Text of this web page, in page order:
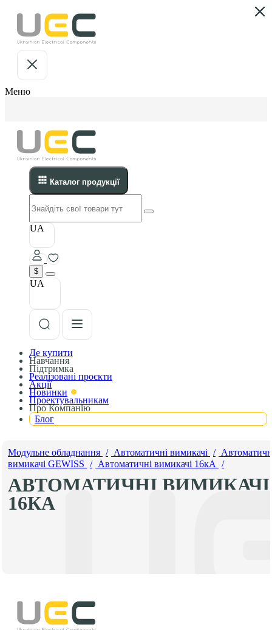
Меню
Каталог продукції
UA
$
UA
Де купити
Навчання
Підтримка
Реалізовані проєкти
Акції
Новинки
Проектувальникам
Про Компанію
Блог
Модульне обладнання / Автоматичні вимикачі /
вимикачі GEWISS / Автоматичні вимикачі 16кА /
АВТОМАТИЧНІ ВИМИКАЧІ
16КА ХАРАКТЕРИСТИКА C